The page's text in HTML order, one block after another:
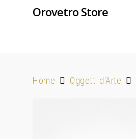
Orovetro Store
Home Oggetti d'Arte